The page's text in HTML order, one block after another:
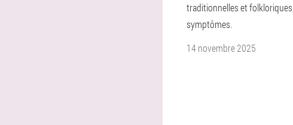
traditionnelles et folkloriques,
symptômes.
14 novembre 2025